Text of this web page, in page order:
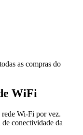
as compras do
WiFi
rede Wi-Fi por vez.
conectividade da